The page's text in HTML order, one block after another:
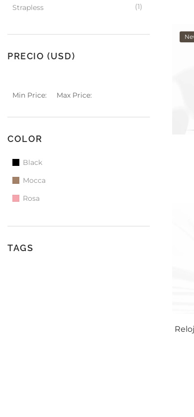
Strapless (1)
PRECIO (USD)
Min Price: Max Price:
COLOR
Black
Mocca
Rosa
TAGS